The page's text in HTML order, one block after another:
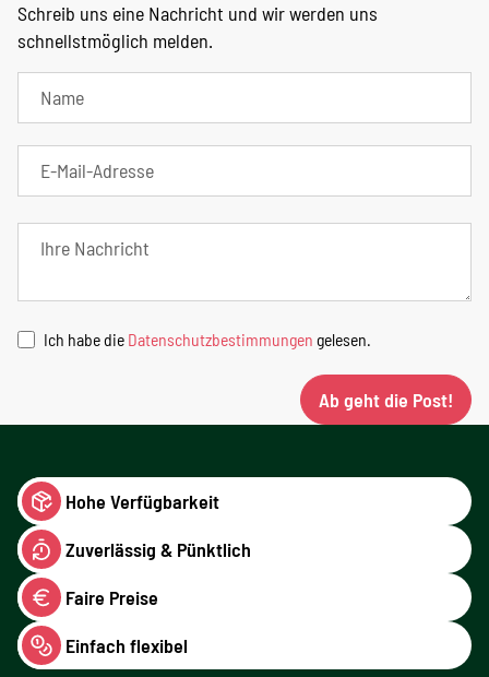
Schreib uns eine Nachricht und wir werden uns
schnellstmöglich melden.
Ich habe die Datenschutzbestimmungen gelesen.
Ab geht die Post!
Hohe Verfügbarkeit
Zuverlässig & Pünktlich
Faire Preise
Einfach flexibel